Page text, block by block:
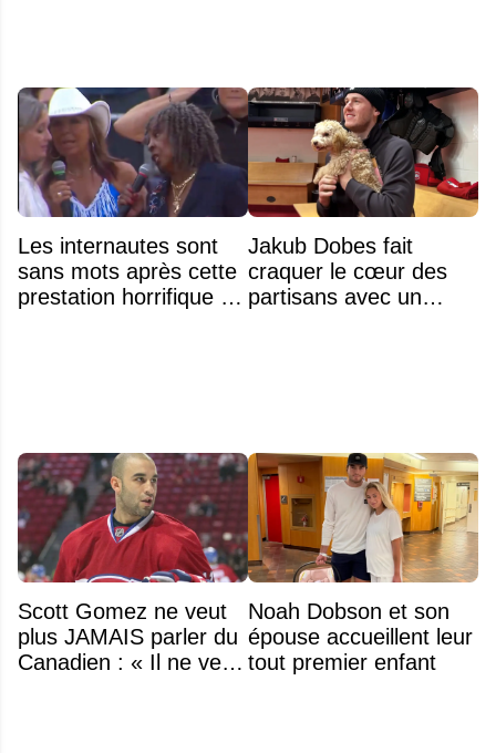
Les internautes sont
sans mots après cette
prestation horrifique de
Jakub Dobes fait
craquer le cœur des
partisans avec un
Scott Gomez ne veut
plus JAMAIS parler du
Canadien : « Il ne veut
Noah Dobson et son
épouse accueillent leur
tout premier enfant